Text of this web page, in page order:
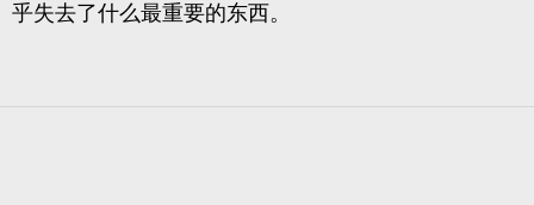
乎失去了什么最重要的东西。